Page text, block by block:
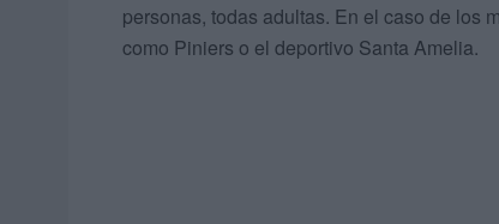
personas, todas adultas. En el caso de los
como Piniers o el deportivo Santa Amelia.